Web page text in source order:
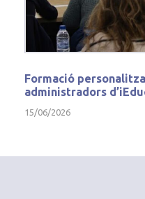
Formació
administradors
15/06/2026